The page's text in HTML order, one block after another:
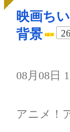
映画ち
背景
26
08月08日
アニメ！